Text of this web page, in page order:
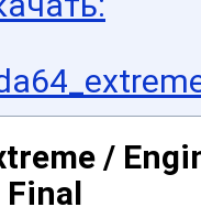
/
Final